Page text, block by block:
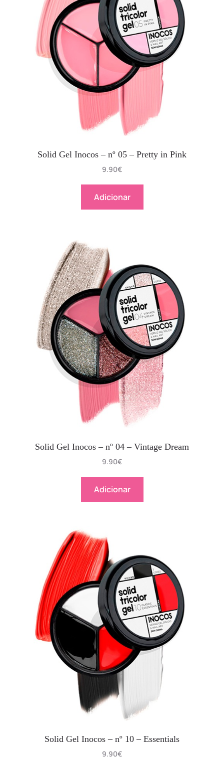
Solid Gel Inocos – nº 05 – Pretty in Pink
9.90€
Adicionar
Solid Gel Inocos – nº 04 – Vintage Dream
9.90€
Adicionar
Solid Gel Inocos – nº 10 – Essentials
9.90€